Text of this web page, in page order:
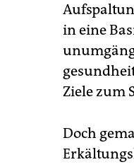
in eine
Ziele zum
Doch